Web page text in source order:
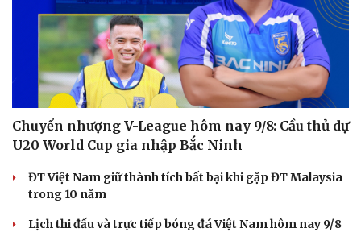
Sức khỏe
Dinh dưỡng - món ngon
Cây thuốc
Sản phụ khoa
Nhi khoa
Nam khoa
Làm đẹp - giảm cân
Phòng mạch online
Ăn sạch sống khỏe
Đời sống
Nhà đẹp
Blog
Tình yêu - Gia đình
Chuyển nhượng V-League hôm nay 9/8: Cầu thủ dự
U20 World Cup gia nhập Bắc Ninh
ĐT Việt Nam giữ thành tích bất bại khi gặp ĐT Malaysia
trong 10 năm
Lịch thi đấu và trực tiếp bóng đá Việt Nam hôm nay 9/8